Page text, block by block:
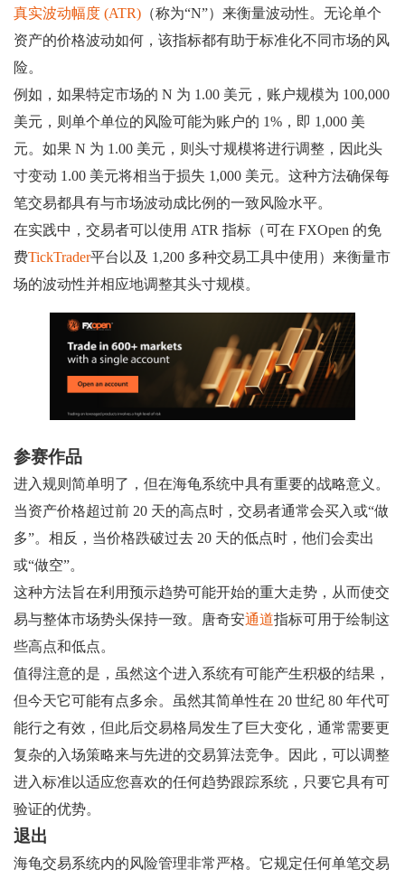
真实波动幅度 (ATR) （称为“N”）来衡量波动性。无论单个
资产的价格波动如何，该指标都有助于标准化不同市场的风
险。
例如，如果特定市场的 N 为 1.00 美元，账户规模为 100,000
美元，则单个单位的风险可能为账户的 1%，即 1,000 美
元。如果 N 为 1.00 美元，则头寸规模将进行调整，因此头
寸变动 1.00 美元将相当于损失 1,000 美元。这种方法确保每
笔交易都具有与市场波动成比例的一致风险水平。
在实践中，交易者可以使用 ATR 指标（可在 FXOpen 的免
费TickTrader平台以及 1,200 多种交易工具中使用）来衡量市
场的波动性并相应地调整其头寸规模。
参赛作品
进入规则简单明了，但在海龟系统中具有重要的战略意义。
当资产价格超过前 20 天的高点时，交易者通常会买入或“做
多”。相反，当价格跌破过去 20 天的低点时，他们会卖出
或“做空”。
这种方法旨在利用预示趋势可能开始的重大走势，从而使交
易与整体市场势头保持一致。唐奇安通道指标可用于绘制这
些高点和低点。
值得注意的是，虽然这个进入系统有可能产生积极的结果，
但今天它可能有点多余。虽然其简单性在 20 世纪 80 年代可
能行之有效，但此后交易格局发生了巨大变化，通常需要更
复杂的入场策略来与先进的交易算法竞争。因此，可以调整
进入标准以适应您喜欢的任何趋势跟踪系统，只要它具有可
验证的优势。
退出
海龟交易系统内的风险管理非常严格。它规定任何单笔交易